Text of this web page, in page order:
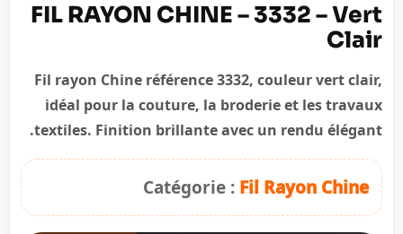
FIL RAYON CHINE – 3332 – Vert
Clair
Fil rayon Chine référence 3332, couleur vert clair,
idéal pour la couture, la broderie et les travaux
textiles. Finition brillante avec un rendu élégant.
Catégorie : Fil Rayon Chine